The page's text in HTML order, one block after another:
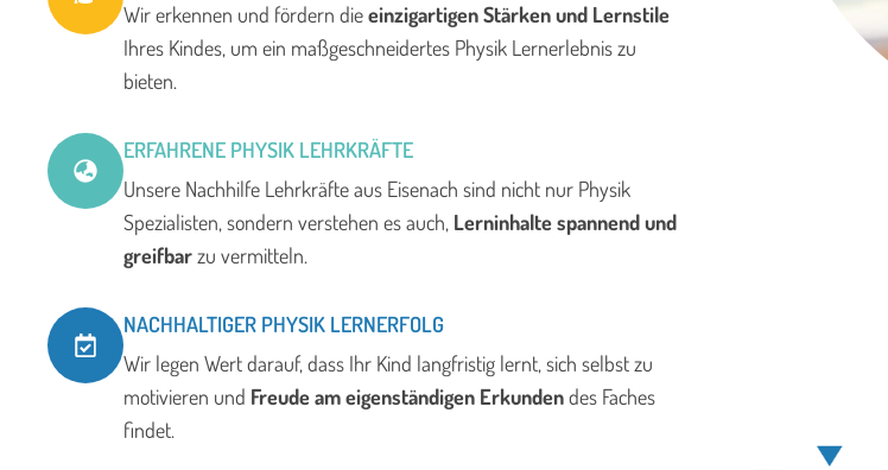
Wir erkennen und fördern dieeinzigartigen Stärken und Lernstile
Ihres Kindes, um ein maßgeschneidertes Physik Lernerlebnis zu
bieten.
ERFAHRENE PHYSIK LEHRKRÄFTE
Unsere Nachhilfe Lehrkräfte aus Eisenach sind nicht nur Physik
Spezialisten, sondern verstehen es auch, Lerninhalte spannend und
greifbarzu vermitteln.
NACHHALTIGER PHYSIK LERNERFOLG
Wir legen Wert darauf, dass Ihr Kind langfristig lernt, sich selbst zu
motivieren und Freude am eigenständigen Erkundendes Faches
findet.